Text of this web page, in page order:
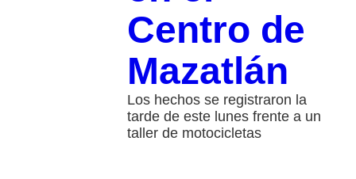
Centro de
Mazatlán
Los hechos se registraron la
tarde de este lunes frente a un
taller de motocicletas